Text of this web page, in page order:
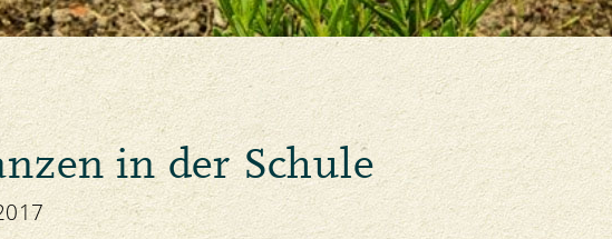
Tiergesundheit
Fairness
Kontakt
Bio-Produkte im Test
Aktuelles
in der Schule